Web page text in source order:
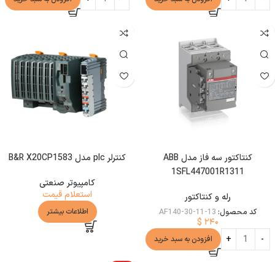
کنتاکتور سه فاز مدل ABB
1SFL447001R1311
رله و کنتاکتور
کد محصول: AF140-30-11-13
$ ۲۴۰
افزودن به سبد خرید
کنترلر plc مدل B&R X20CP1583
کامپیوتر صنعتی
استعلام قیمت
اطلاعات بیشتر